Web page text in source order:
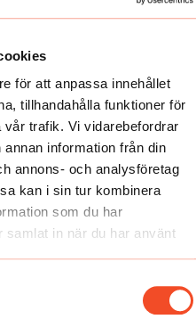
för att anpassa innehållet
tillhandahålla funktioner för
trafik. Vi vidarebefordrar
information från din
annons- och analysföretag
kan i sin tur kombinera
som du har
samlat in när du har använt
SSAB